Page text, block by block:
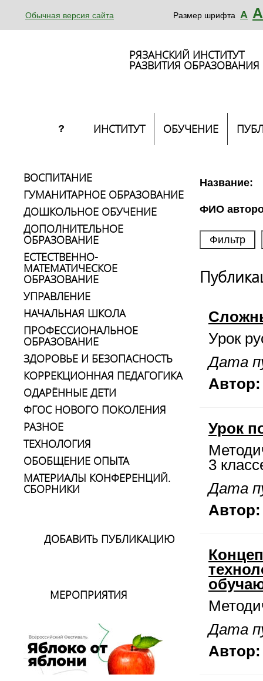
Обычная версия сайта Размер шрифта А А
РЯЗАНСКИЙ ИНСТИТУТ
РАЗВИТИЯ ОБРАЗОВАНИЯ
? ИНСТИТУТ ОБУЧЕНИЕ
ВОСПИТАНИЕ
ГУМАНИТАРНОЕ ОБРАЗОВАНИЕ
ДОШКОЛЬНОЕ ОБУЧЕНИЕ
ДОПОЛНИТЕЛЬНОЕ
ОБРАЗОВАНИЕ
ЕСТЕСТВЕННО-
МАТЕМАТИЧЕСКОЕ
ОБРАЗОВАНИЕ
УПРАВЛЕНИЕ
НАЧАЛЬНАЯ ШКОЛА
ПРОФЕССИОНАЛЬНОЕ
ОБРАЗОВАНИЕ
ЗДОРОВЬЕ И БЕЗОПАСНОСТЬ
КОРРЕКЦИОННАЯ ПЕДАГОГИКА
ОДАРЁННЫЕ ДЕТИ
ФГОС НОВОГО ПОКОЛЕНИЯ
РАЗНОЕ
ТЕХНОЛОГИЯ
ОБОБЩЕНИЕ ОПЫТА
МАТЕРИАЛЫ КОНФЕРЕНЦИЙ.
СБОРНИКИ
ДОБАВИТЬ ПУБЛИКАЦИЮ
МЕРОПРИЯТИЯ
Название:
ФИО
Урок
Дата
Автор:
Урок
3
Дата
Автор:
Дата
Автор: